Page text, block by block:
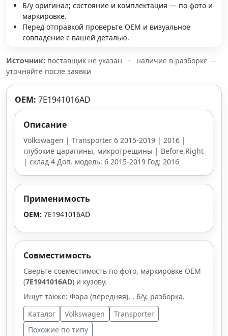
Б/у оригинал; состояние и комплектация — по фото и
маркировке.
Перед отправкой проверьте OEM и визуальное
совпадение с вашей деталью.
Источник: поставщик не указан ·
наличие в разборке —
уточняйте после заявки
OEM: 7E1941016AD
Описание
Volkswagen | Transporter 6 2015-2019 | 2016 |
глубокие царапины, микротрещины | Before,Right
| склад 4 Доп. модель: 6 2015-2019 Год: 2016
Применимость
OEM: 7E1941016AD
Совместимость
Сверьте совместимость по фото, маркировке OEM
(7E1941016AD) и кузову.
Ищут также: Фара (передняя), , б/у, разборка.
Каталог
Volkswagen
Transporter
Похожие по типу